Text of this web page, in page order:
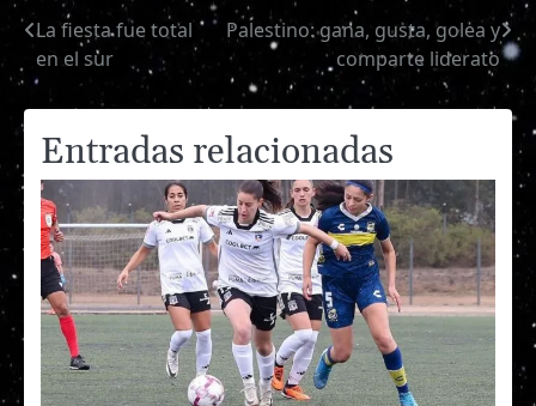
Navegación
de
entradas
La fiesta fue total
en el sur
Palestino: gana, gusta, golea y
comparte liderato
Entradas relacionadas